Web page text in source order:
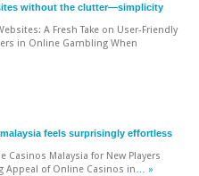
without the clutter—simplicity
A Fresh Take on User-Friendly
in Online Gambling When
feels surprisingly effortless
Casinos Malaysia for New Players
Appeal of Online Casinos in … »